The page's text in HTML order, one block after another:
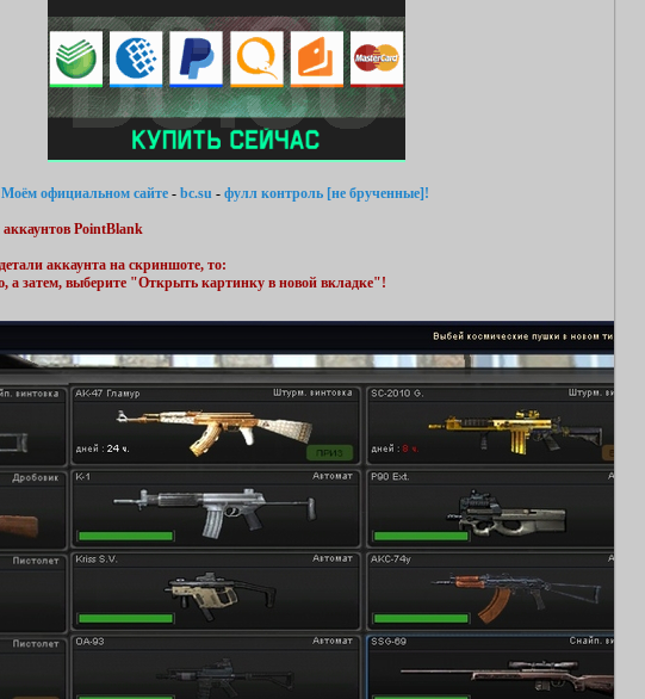
официальном сайте- bc.su- фулл контроль [не брученные]!
PointBlank
аккаунта на скриншоте, то:
затем, выберите "Открыть картинку в новой вкладке"!